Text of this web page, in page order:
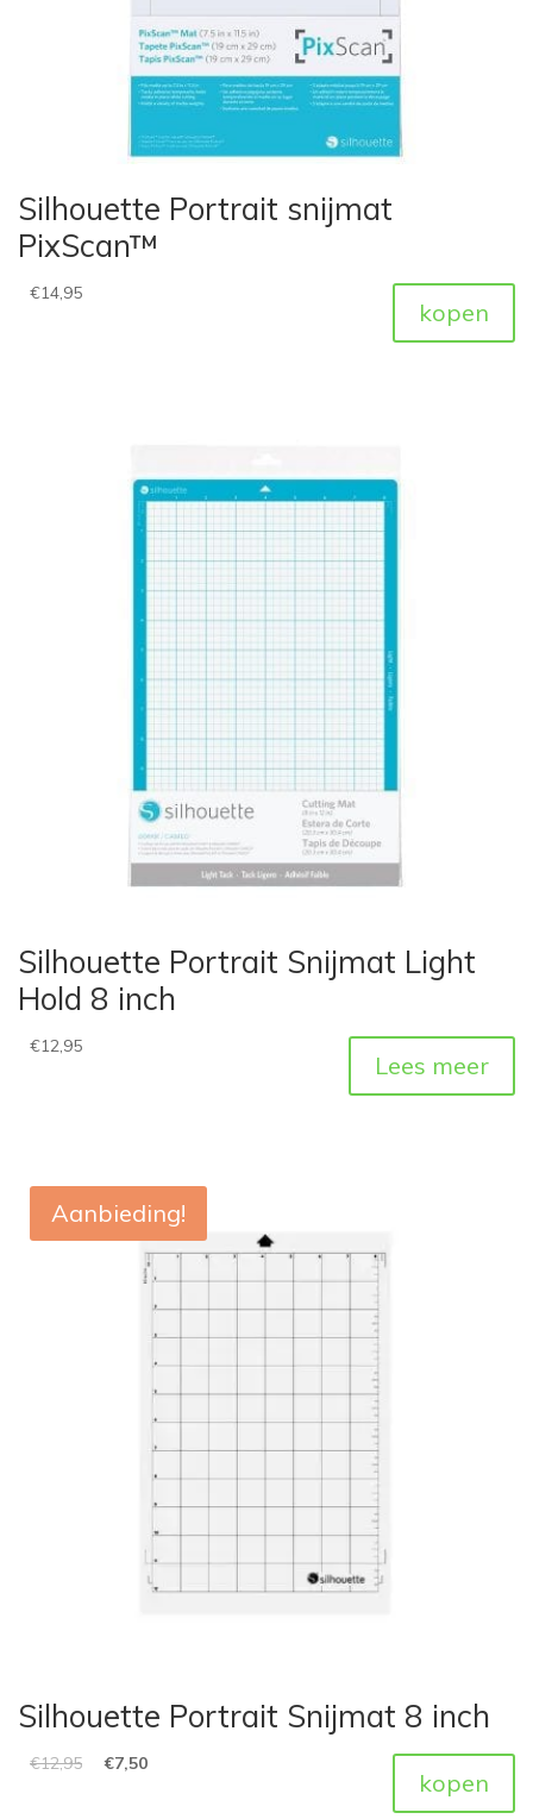
Silhouette Portrait snijmat
PixScan™
€14,95
kopen
Silhouette Portrait Snijmat Light
Hold 8 inch
€12,95
Lees meer
Aanbieding!
Silhouette Portrait Snijmat 8 inch
€12,95 €7,50
kopen